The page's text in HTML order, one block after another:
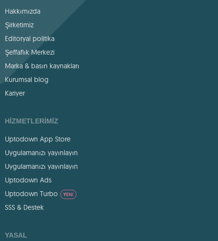
Hakkımızda
Şirketimiz
Editoryal politika
Şeffaflık Merkezi
Marka & basın kaynakları
Kurumsal blog
Kariyer
HIZMETLERIMIZ
Uptodown App Store
Uygulamanızı yayınlayın
Uygulamanızı yayınlayın
Uptodown Ads
Uptodown Turbo
YENI
SSS & Destek
YASAL